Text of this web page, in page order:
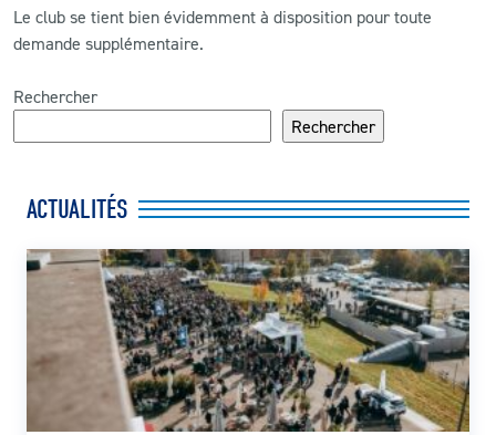
MATCH DES CELEBRITES
Le club se tient bien évidemment à disposition pour toute
demande supplémentaire.
Rechercher
Rechercher
ACTUALITÉS